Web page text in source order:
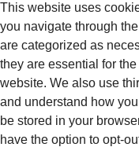
This website uses
you navigate through
are categorized as
they are essential for
website. We also use
and understand how
be stored in your
have the option to opt-